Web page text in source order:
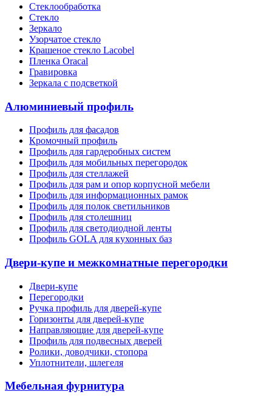
Стеклообработка
Стекло
Зеркало
Узорчатое стекло
Крашеное стекло Lacobel
Пленка Oracal
Гравировка
Зеркала с подсветкой
Алюминиевый профиль
Профиль для фасадов
Кромочный профиль
Профиль для гардеробных систем
Профиль для мобильных перегородок
Профиль для стеллажей
Профиль для рам и опор корпусной мебели
Профиль для информационных рамок
Профиль для полок светильников
Профиль для столешниц
Профиль для светодиодной ленты
Профиль GOLA для кухонных баз
Двери-купе и межкомнатные перегородки
Двери-купе
Перегородки
Ручка профиль для дверей-купе
Горизонты для дверей-купе
Направляющие для дверей-купе
Профиль для подвесных дверей
Ролики, доводчики, стопора
Уплотнители, шлегеля
Мебельная фурнитура